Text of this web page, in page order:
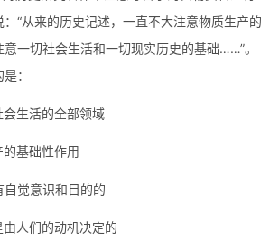
“从来的历史记述，一直不大注意物质生产的
一切社会生活和一切现实历史的基础……”。
：
生活的全部领域
基础性作用
自觉意识和目的的
人们的动机决定的